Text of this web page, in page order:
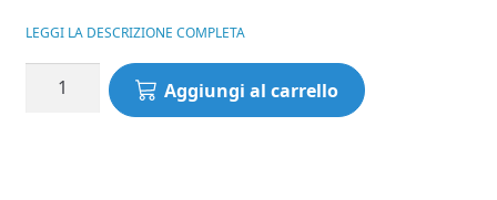
LEGGI LA DESCRIZIONE COMPLETA
Micro
Aggiungi al carrello